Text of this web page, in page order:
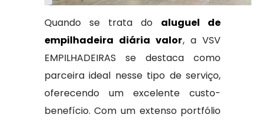
Quando se trata do aluguel de
empilhadeira diária valor, a VSV
EMPILHADEIRAS se destaca como
parceira ideal nesse tipo de serviço,
oferecendo um excelente custo-
benefício. Com um extenso portfólio